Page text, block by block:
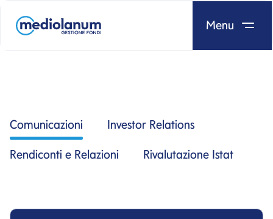
Salta al contenuto
Menu
Comunicazioni Investor Relations
Rendiconti e Relazioni Rivalutazione Istat